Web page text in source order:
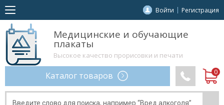
Войти Регистрация
Медицинские и обучающие
плакаты
Высокое качество прорисовки и печати
Каталог товаров